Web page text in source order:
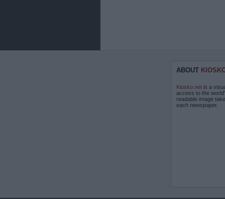
ABOUT
Kiosko.net is a
access to the
readable image
each newspaper.